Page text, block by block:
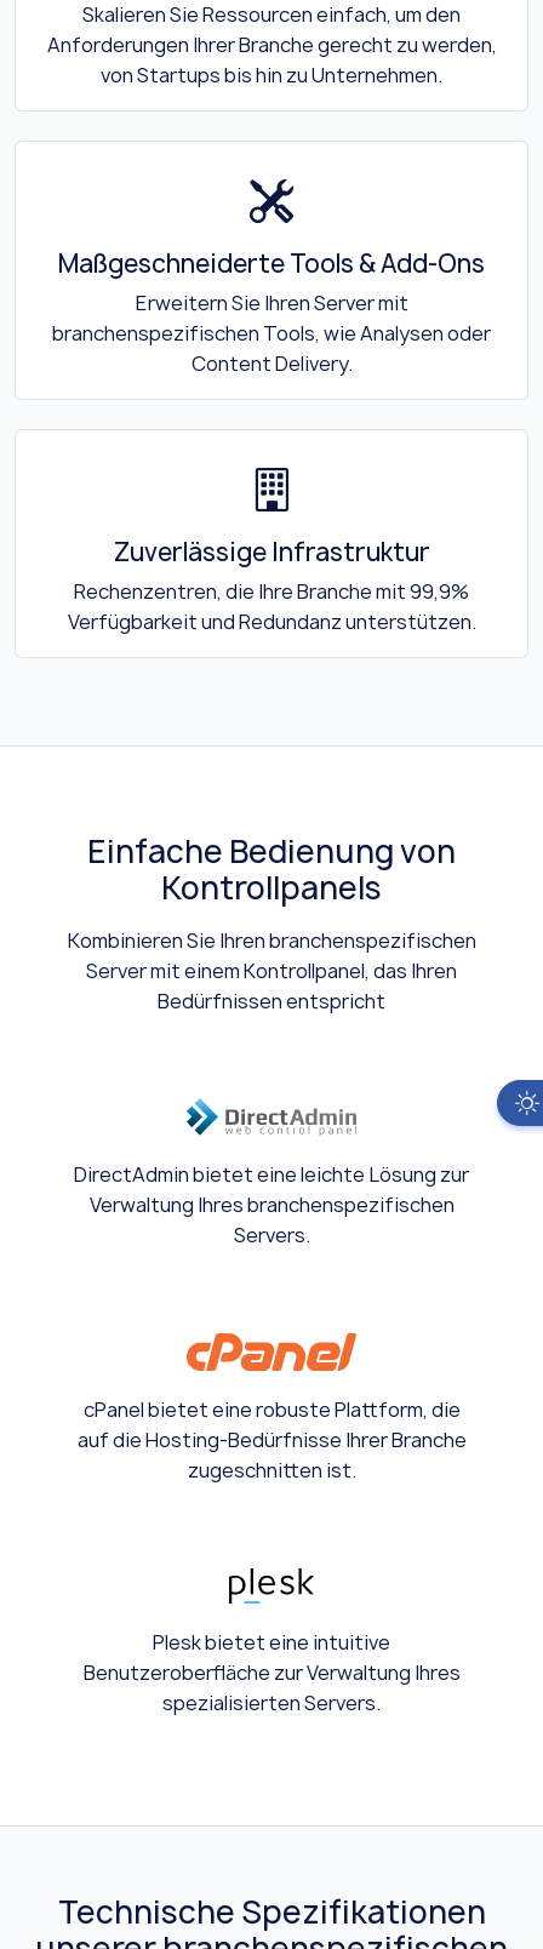
Skalieren Sie Ressourcen einfach, um den
Anforderungen Ihrer Branche gerecht zu werden,
von Startups bis hin zu Unternehmen.
Maßgeschneiderte Tools & Add-Ons
Erweitern Sie Ihren Server mit
branchenspezifischen Tools, wie Analysen oder
Content Delivery.
Zuverlässige Infrastruktur
Rechenzentren, die Ihre Branche mit 99,9%
Verfügbarkeit und Redundanz unterstützen.
Einfache Bedienung von
Kontrollpanels
Kombinieren Sie Ihren branchenspezifischen
Server mit einem Kontrollpanel, das Ihren
Bedürfnissen entspricht
DirectAdmin bietet eine leichte Lösung zur
Verwaltung Ihres branchenspezifischen
Servers.
cPanel bietet eine robuste Plattform, die
auf die Hosting-Bedürfnisse Ihrer Branche
zugeschnitten ist.
Plesk bietet eine intuitive
Benutzeroberfläche zur Verwaltung Ihres
spezialisierten Servers.
Technische Spezifikationen